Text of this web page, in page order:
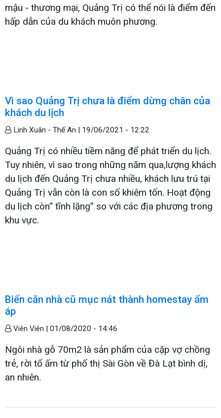
mậu - thương mại, Quảng Trị có thể nói là điểm đến
hấp dẫn của du khách muôn phương.
Vì sao Quảng Trị chưa là điểm dừng chân của
khách du lịch
Linh Xuân - Thế An | 19/06/2021 - 12:22
Quảng Trị có nhiều tiềm năng để phát triển du lịch.
Tuy nhiên, vì sao trong những năm qua,lượng khách
du lịch đến Quảng Trị chưa nhiều, khách lưu trú tại
Quảng Trị vẫn còn là con số khiêm tốn. Hoạt động
du lịch còn“ tĩnh lặng” so với các địa phương trong
khu vực.
Biến căn nhà cũ mục nát thành homestay ấm
áp
Viên Viên | 01/08/2020 - 14:46
Ngôi nhà gỗ 70m2 là sản phẩm của cặp vợ chồng
trẻ, rời tổ ấm từ phố thị Sài Gòn về Đà Lạt bình dị,
an nhiên.